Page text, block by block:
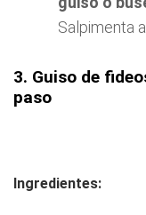
Salpimenta
3. Guiso de
paso
Ingredientes: